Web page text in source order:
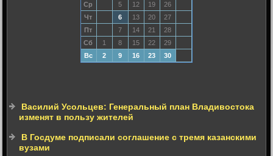
Ср
5 12 19
26
Чт
6 13 20
27
Пт
7 14 21
28
Сб
1 8 15 22
29
Вс
2 9 16 23 30
Василий Усольцев: Генеральный план Владивостока
изменят в пользу жителей
В Госдуме подписали соглашение с тремя казанскими
вузами